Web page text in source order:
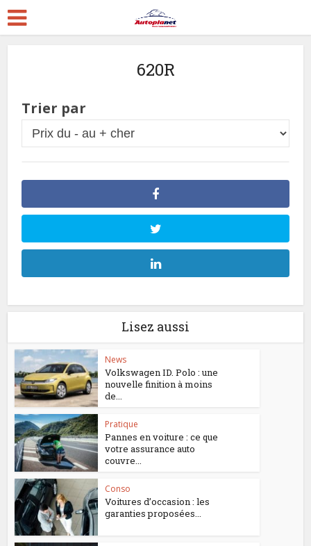
620R
Trier par
Lisez aussi
News
Volkswagen ID. Polo : une
nouvelle finition à moins
de...
Pratique
Pannes en voiture : ce que
votre assurance auto
couvre...
Conso
Voitures d’occasion : les
garanties proposées...